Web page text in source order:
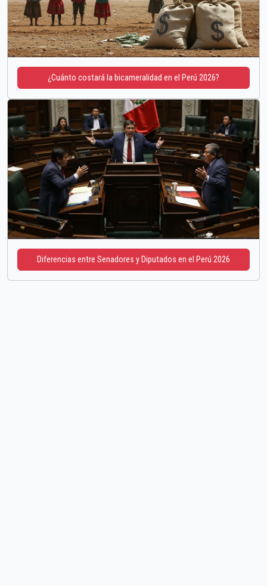
¿Cuánto costará la bicameralidad en el Perú 2026?
Diferencias entre Senadores y Diputados en el Perú 2026